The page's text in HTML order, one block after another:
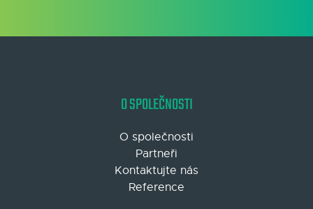
O SPOLEČNOSTI
O společnosti
Partneři
Kontaktujte nás
Reference